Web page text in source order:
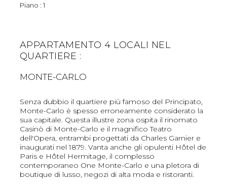
Piano : 1
APPARTAMENTO 4 LOCALI NEL
QUARTIERE :
MONTE-CARLO
Senza dubbio il quartiere più famoso del Principato,
Monte-Carlo è spesso erroneamente considerato la
sua capitale. Questa illustre zona ospita il rinomato
Casinò di Monte-Carlo e il magnifico Teatro
dell'Opera, entrambi progettati da Charles Garnier e
inaugurati nel 1879. Vanta anche gli opulenti Hôtel de
Paris e Hôtel Hermitage, il complesso
contemporaneo One Monte-Carlo e una pletora di
boutique di lusso, negozi di alta moda e ristoranti.